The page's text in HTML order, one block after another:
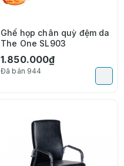
Ghế họp chân quỳ đệm da
The One SL903
1.850.000₫
Đã bán 944